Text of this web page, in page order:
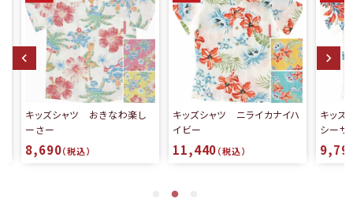
ツ おきなわ楽し
（税込）
キッズシャツ ニライカナイハ
（税込）
キッズシャツ 寿ゆ
（税込）